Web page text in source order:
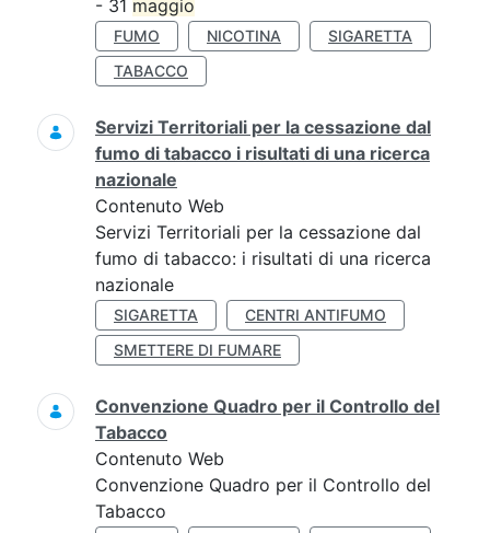
- 31 maggio
FUMO NICOTINA
SIGARETTA
TABACCO
Servizi Territoriali per la cessazione dal
fumo di tabacco i risultati di una ricerca
nazionale
Contenuto Web
Servizi Territoriali per la cessazione dal
fumo di tabacco: i risultati di una ricerca
nazionale
SIGARETTA
CENTRI ANTIFUMO
SMETTERE DI FUMARE
Convenzione Quadro per il Controllo del
Tabacco
Contenuto Web
Convenzione Quadro per il Controllo del
Tabacco